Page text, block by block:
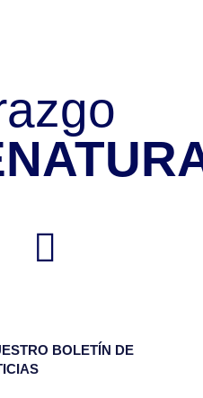
BOLETÍN DE